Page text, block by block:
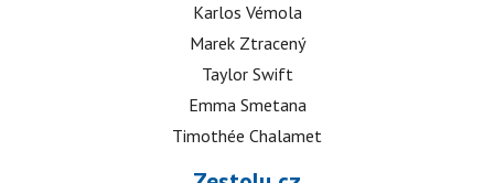
Karlos Vémola
Marek Ztracený
Taylor Swift
Emma Smetana
Timothée Chalamet